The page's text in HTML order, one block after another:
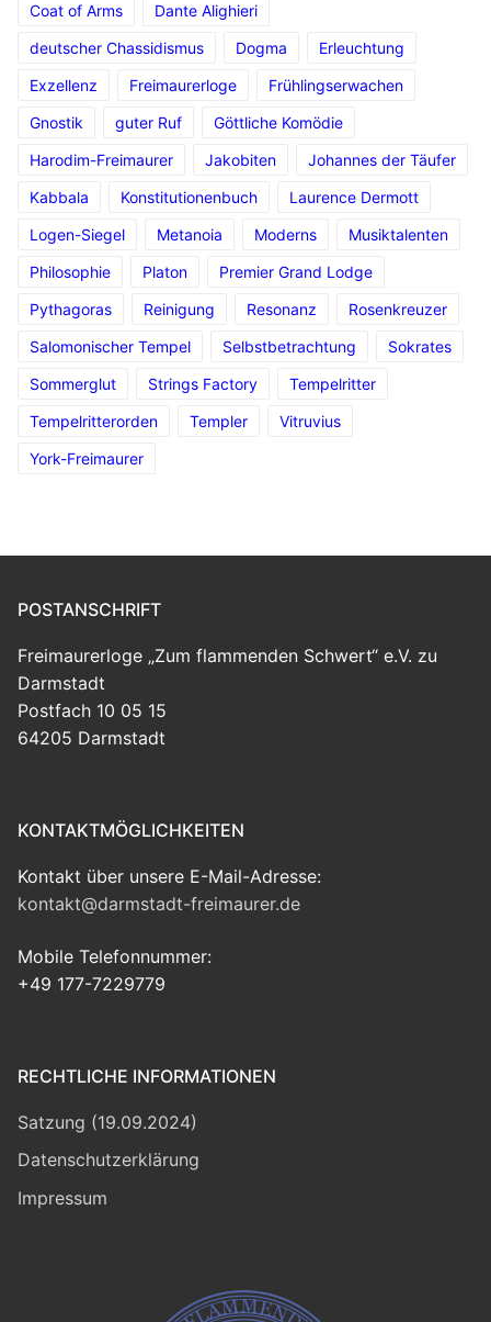
Coat of Arms
Dante Alighieri
deutscher Chassidismus
Dogma
Erleuchtung
Exzellenz
Freimaurerloge
Frühlingserwachen
Gnostik
guter Ruf
Göttliche Komödie
Harodim-Freimaurer
Jakobiten
Johannes der Täufer
Kabbala
Konstitutionenbuch
Laurence Dermott
Logen-Siegel
Metanoia Moderns
Musiktalenten
Philosophie
Platon
Premier Grand Lodge
Pythagoras
Reinigung Resonanz
Rosenkreuzer
Salomonischer Tempel
Selbstbetrachtung
Sokrates
Sommerglut
Strings Factory
Tempelritter
Tempelritterorden
Templer
Vitruvius
York-Freimaurer
POSTANSCHRIFT
Freimaurerloge „Zum flammenden Schwert“ e.V. zu
Darmstadt
Postfach 10 05 15
64205 Darmstadt
KONTAKTMÖGLICHKEITEN
Kontakt über unsere E-Mail-Adresse:
kontakt@darmstadt-freimaurer.de
Mobile Telefonnummer:
+49 177-7229779
RECHTLICHE INFORMATIONEN
Satzung (19.09.2024)
Datenschutzerklärung
Impressum